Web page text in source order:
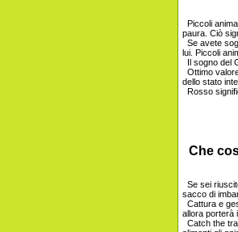
Piccoli
paura. Ciò
Se avete
lui. Piccoli
Il sogno del
Ottimo
dello stato
Rosso
Che
Se sei
sacco di
Cattura e
allora porterà
Catch the